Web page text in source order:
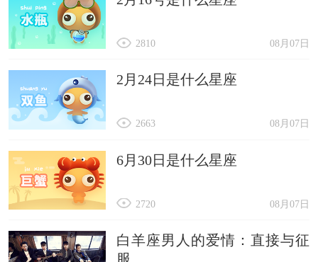
08月07日
2810
2月24日是什么星座
08月07日
2663
6月30日是什么星座
08月07日
2720
白羊座男人的爱情：直接与征
服